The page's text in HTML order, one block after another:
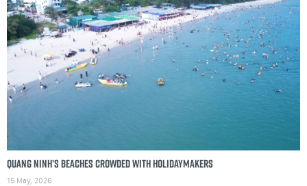
Quang Ninh’s beaches crowded with holidaymakers
15 May, 2026